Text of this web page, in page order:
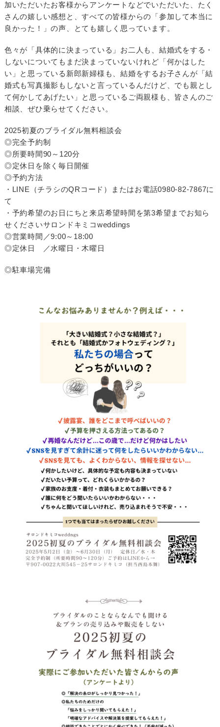
加いただいたお客様からアンケートなどでいただいた、たく
さんの嬉しい感想と、すべての皆様からの「参加して本当に
良かった！」の声、とても嬉しく思っています。
色々が「具体的に決まっている」お二人も、結婚式をする・
しないについてもまだ決まっていないけれど「何かはした
い」と思っている新郎新婦様も、結婚をするお子さんが「結
婚式も写真撮影もしないと言っているんだけど、でも親とし
て何かしてあげたい」と思っているご両親様も、皆さんのご
相談、ぜひ乗らせてください。
2025初夏のブライダル無料相談会
◎完全予約制
◎所要時間90～120分
◎定休日を除く毎日開催
◎予約方法
・LINE（チラシのQRコード）またはお電話0980-82-7867に
て
・予約希望のお日にちと来店希望時間を第3希望までお知ら
せくださいサロンドキミコweddings
◎営業時間／9:00～18:00
◎定休日 ／水曜日・木曜日
◎駐車場完備